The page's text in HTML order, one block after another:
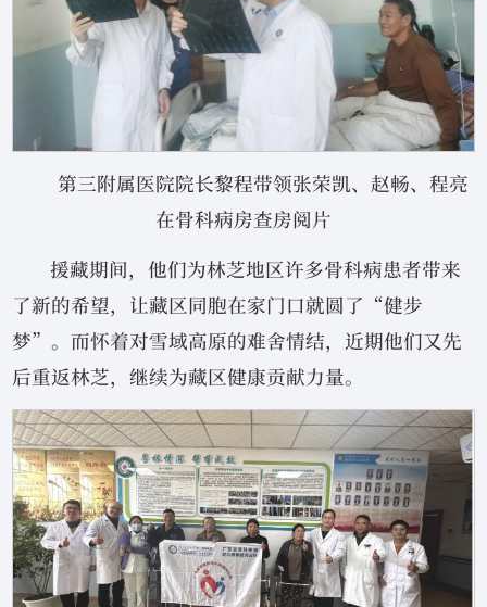
第三附属医院院长黎程带领张荣凯、赵畅、程亮
在骨科病房查房阅片
援藏期间，他们为林芝地区许多骨科病患者带来
了新的希望，让藏区同胞在家门口就圆了“健步
梦”。而怀着对雪域高原的难舍情结，近期他们又先
后重返林芝，继续为藏区健康贡献力量。